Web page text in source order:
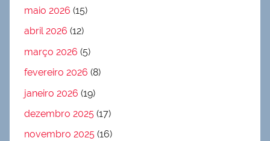
maio 2026 (15)
abril 2026 (12)
março 2026 (5)
fevereiro 2026 (8)
janeiro 2026 (19)
dezembro 2025 (17)
novembro 2025 (16)